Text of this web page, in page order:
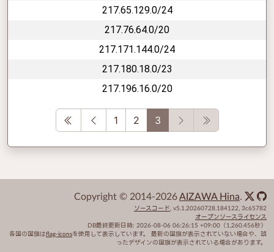
217.65.129.0/24
217.76.64.0/20
217.171.144.0/24
217.180.18.0/23
217.196.16.0/20
First Previous
1 2 3 Next Last
Copyright © 2014-2026AIZAWA Hina.
ソースコード, v5.1.20260728.184122, 3c65782
オープンソースライセンス
DB最終更新日時: 2026-08-06 06:26:15 +09:00 （1,260.456秒）
各国の国旗はflag-iconsを使用して表示しています。 最新の国旗が表示されていない場合や、誤
ったデザインの国旗が表示されている場合があります。